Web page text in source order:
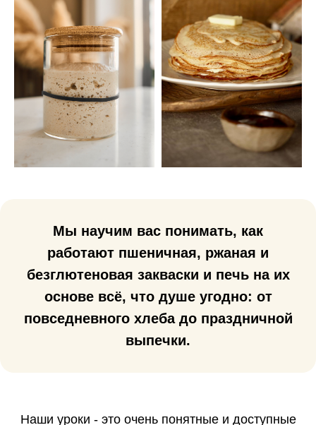
Мы научим вас понимать, как
работают пшеничная, ржаная и
безглютеновая закваски и печь на их
основе всё, что душе угодно: от
повседневного хлеба до праздничной
выпечки.
Наши уроки - это очень понятные и доступные